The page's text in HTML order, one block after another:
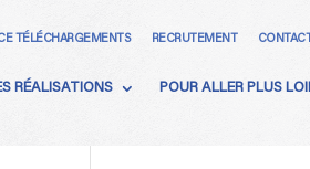
TÉLÉCHARGEMENTS RECRUTEMENT CONTACT
RÉALISATIONS POUR ALLER PLUS